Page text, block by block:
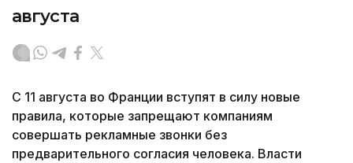
августа
С 11 августа во Франции вступят в силу новые
правила, которые запрещают компаниям
совершать рекламные звонки без
предварительного согласия человека. Власти